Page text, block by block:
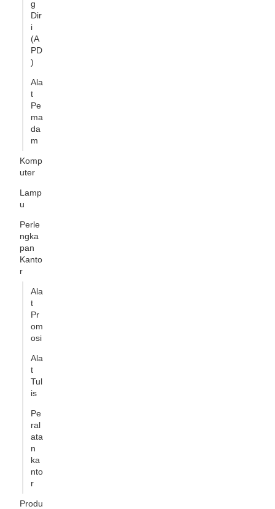
g
Dir
i
(A
PD
)
Ala
t
Pe
ma
da
m
Komp
uter
Lamp
u
Perle
ngka
pan
Kanto
r
Ala
t
Pr
om
osi
Ala
t
Tul
is
Pe
ral
ata
n
ka
nto
r
Produ